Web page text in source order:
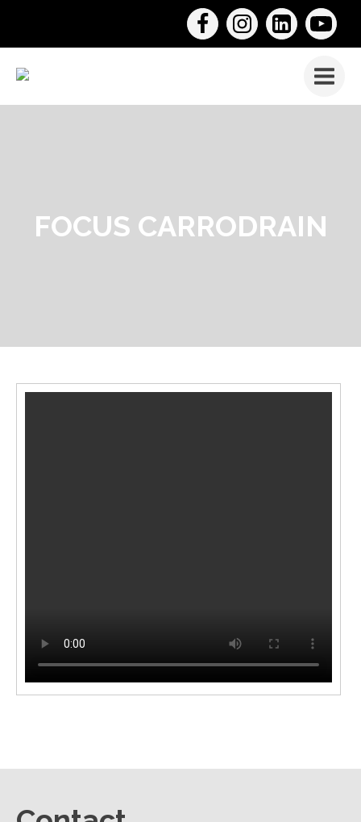
FOCUS CARRODRAIN